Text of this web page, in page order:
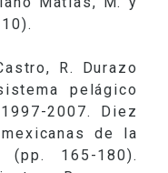
R. Durazo
pelágico
2007. Diez
de la
(pp. 165-180).